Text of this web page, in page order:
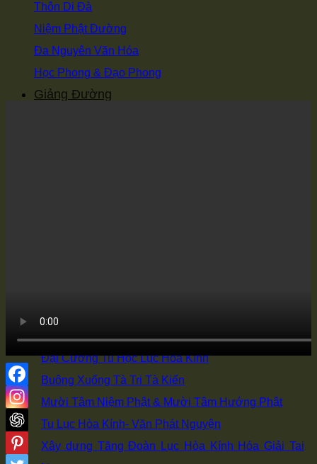
Thôn Di Đà
Niệm Phật Đường
Đa Nguyên Văn Hóa
Học Phong & Đạo Phong
Giảng Đường
Cộng Tu Lục Hòa
Đại Cương Tu Học Lục Hòa Kính
Buông Xuống Tà Tri Tà Kiến
Mười Tâm Niệm Phật & Mười Tâm Hướng Phật
Tu Lục Hòa Kính- Văn Phát Nguyện
Xây dựng Tăng Đoàn Lục Hòa Kính Hóa Giải Tai